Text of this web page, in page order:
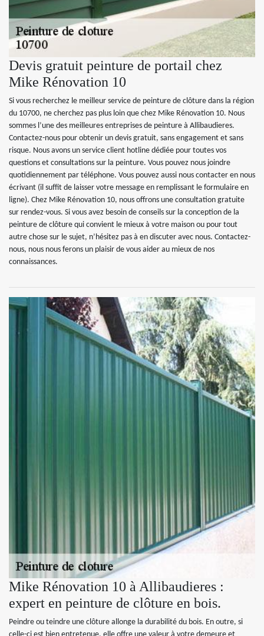
Devis gratuit peinture de portail chez
Mike Rénovation 10
Si vous recherchez le meilleur service de peinture de clôture dans la région
du 10700, ne cherchez pas plus loin que chez Mike Rénovation 10. Nous
sommes l’une des meilleures entreprises de peinture à Allibaudieres.
Contactez-nous pour obtenir un devis gratuit, sans engagement et sans
risque. Nous avons un service client hotline dédiée pour toutes vos
questions et consultations sur la peinture. Vous pouvez nous joindre
quotidiennement par téléphone. Vous pouvez aussi nous contacter en nous
écrivant (il suffit de laisser votre message en remplissant le formulaire en
ligne). Chez Mike Rénovation 10, nous offrons une consultation gratuite
sur rendez-vous. Si vous avez besoin de conseils sur la conception de la
peinture de clôture qui convient le mieux à votre maison ou pour tout
autre chose sur le sujet, n’hésitez pas à en discuter avec nous. Contactez-
nous, nous nous ferons un plaisir de vous aider au mieux de nos
connaissances.
Mike Rénovation 10 à Allibaudieres :
expert en peinture de clôture en bois.
Peindre ou teindre une clôture allonge la durabilité du bois. En outre, si